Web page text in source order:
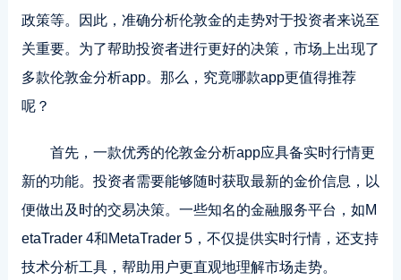
政策等。因此，准确分析伦敦金的走势对于投资者来说至
关重要。为了帮助投资者进行更好的决策，市场上出现了
多款伦敦金分析app。那么，究竟哪款app更值得推荐
呢？
首先，一款优秀的伦敦金分析app应具备实时行情更
新的功能。投资者需要能够随时获取最新的金价信息，以
便做出及时的交易决策。一些知名的金融服务平台，如M
etaTrader 4和MetaTrader 5，不仅提供实时行情，还支持
技术分析工具，帮助用户更直观地理解市场走势。